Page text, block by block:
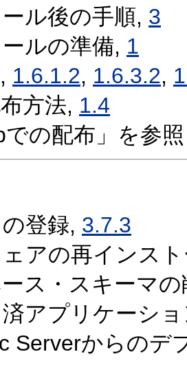
ル後の手順, 3
ルの準備, 1
1.6.1.2, 1.6.3.2,
方法, 1.4
での配布」を参照
登録, 3.7.3
アの再インス
ス・スキーマ
アプリケーシ
Serverからのデ